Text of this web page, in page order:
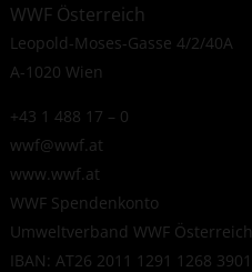
WWF Österreich
Leopold-Moses-Gasse 4/2/40A
A-1020 Wien
+43 1 488 17 – 0
wwf@wwf.at
www.wwf.at
WWF Spendenkonto
Umweltverband WWF Österreich
IBAN: AT26 2011 1291 1268 3901